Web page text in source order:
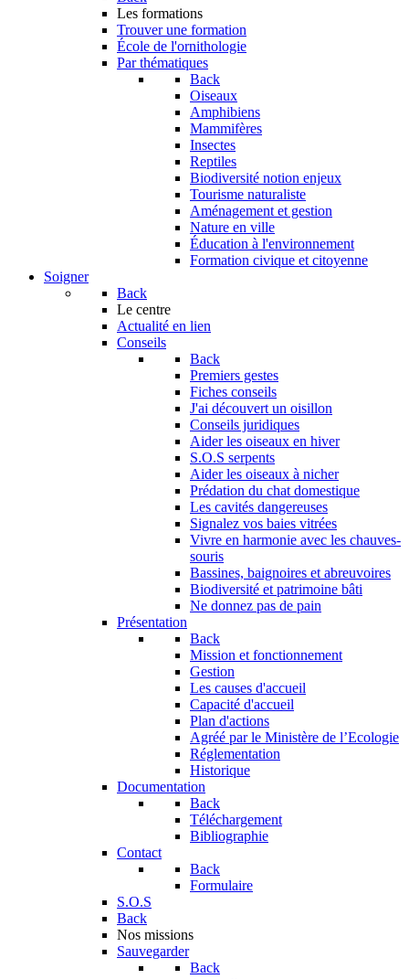
Les formations
Trouver une formation
École de l'ornithologie
Par thématiques
Back
Oiseaux
Amphibiens
Mammifères
Insectes
Reptiles
Biodiversité notion enjeux
Tourisme naturaliste
Aménagement et gestion
Nature en ville
Éducation à l'environnement
Formation civique et citoyenne
Soigner
Back
Le centre
Actualité en lien
Conseils
Back
Premiers gestes
Fiches conseils
J'ai découvert un oisillon
Conseils juridiques
Aider les oiseaux en hiver
S.O.S serpents
Aider les oiseaux à nicher
Prédation du chat domestique
Les cavités dangereuses
Signalez vos baies vitrées
Vivre en harmonie avec les chauves-
souris
Bassines, baignoires et abreuvoires
Biodiversité et patrimoine bâti
Ne donnez pas de pain
Présentation
Back
Mission et fonctionnement
Gestion
Les causes d'accueil
Capacité d'accueil
Plan d'actions
Agréé par le Ministère de l’Ecologie
Réglementation
Historique
Documentation
Back
Téléchargement
Bibliographie
Contact
Back
Formulaire
S.O.S
Back
Nos missions
Sauvegarder
Back